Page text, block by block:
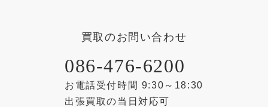
買取のお問い合わせ
086-476-6200
お電話受付時間 9:30～18:30
出張買取の当日対応可